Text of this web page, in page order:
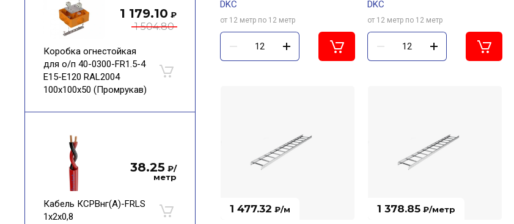
1 504.80
1 179.10 ₽
Коробка огнестойкая
для о/п 40-0300-FR1.5-4
Е15-Е120 RAL2004
100х100х50 (Промрукав)
38.25 ₽/
метр
Кабель КСРВнг(А)-FRLS
1х2х0,8
DKC
от 12 метр по 12 метр
DKC
от 12 метр по 12 метр
1 477.32 ₽/м 1 378.85 ₽/метр